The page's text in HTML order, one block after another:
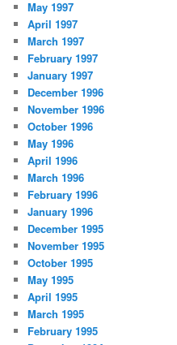
May 1997
April 1997
March 1997
February 1997
January 1997
December 1996
November 1996
October 1996
May 1996
April 1996
March 1996
February 1996
January 1996
December 1995
November 1995
October 1995
May 1995
April 1995
March 1995
February 1995